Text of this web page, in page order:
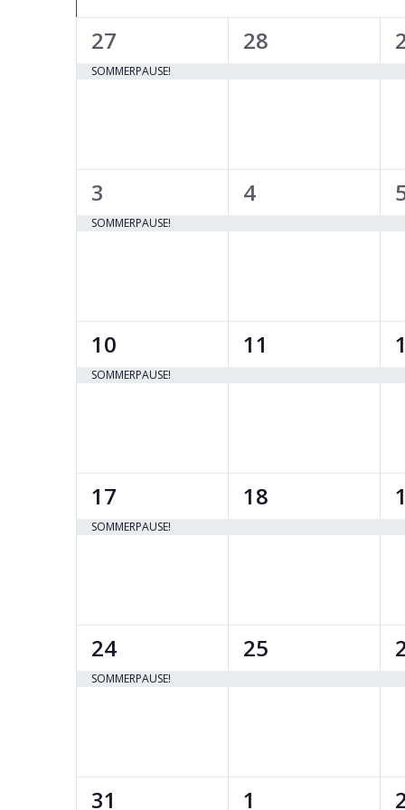
von
Veranstaltungen
1
event,
27
SOMMERPAUSE!
1
28
1
event,
3
SOMMERPAUSE!
1
4
1
event,
10
SOMMERPAUSE!
1
11
1
1
event,
17
SOMMERPAUSE!
1
18
1
1
event,
24
SOMMERPAUSE!
1
25
1
31
1
1